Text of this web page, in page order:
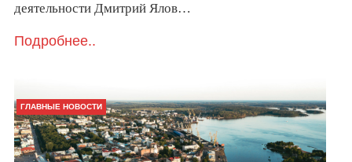
деятельности Дмитрий Ялов…
Подробнее..
ГЛАВНЫЕ НОВОСТИ